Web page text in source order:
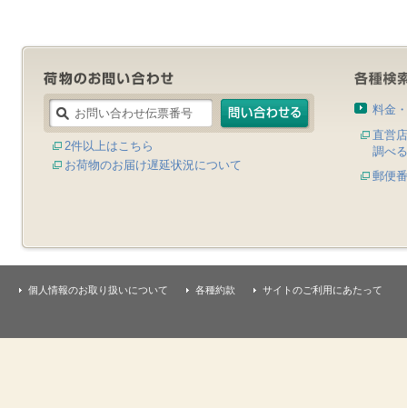
2件以上はこちら
お荷物のお届け遅延状況について
料金
直営
調べる
郵便
個人情報のお取り扱いについて 各種約款 サイトのご利用にあたって